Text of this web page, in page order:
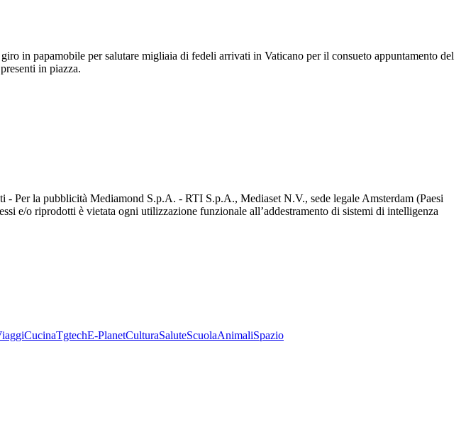
in papamobile per salutare migliaia di fedeli arrivati in Vaticano per il consueto appuntamento del
in piazza.
Per la pubblicità Mediamond S.p.A. - RTI S.p.A., Mediaset N.V., sede legale Amsterdam (Paesi
e/o riprodotti è vietata ogni utilizzazione funzionale all’addestramento di sistemi di intelligenza
CucinaTgtechE-PlanetCulturaSaluteScuolaAnimaliSpazio